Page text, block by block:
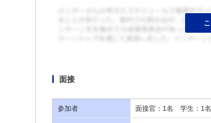
面接
参加者 面接官：1名 学生：1名